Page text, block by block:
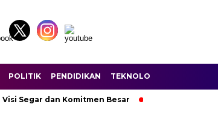
POLITIK PENDIDIKAN TEKNOLOGI
Segar dan Komitmen Besar